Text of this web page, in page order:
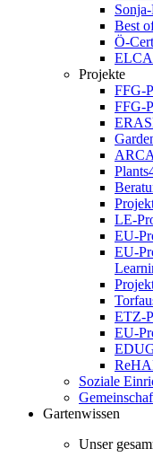
Best
Ö-Cert
Projekte
FFG-
FFG-
LE-
EU-
EU-
ETZ-
EU-
Soziale
Gartenwissen
Unser